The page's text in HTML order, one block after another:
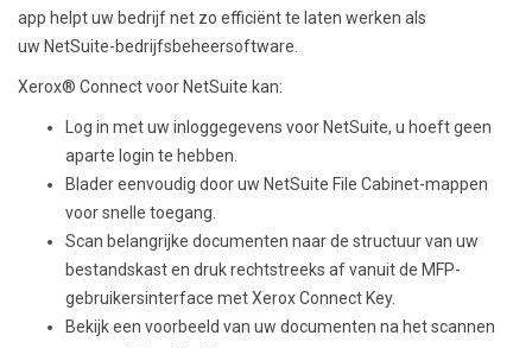
app helpt uw bedrijf net zo efficiënt te laten werken als
uw NetSuite-bedrijfsbeheersoftware.
Xerox® Connect voor NetSuite kan:
Log in met uw inloggegevens voor NetSuite, u hoeft geen
aparte login te hebben.
Blader eenvoudig door uw NetSuite File Cabinet-mappen
voor snelle toegang.
Scan belangrijke documenten naar de structuur van uw
bestandskast en druk rechtstreeks af vanuit de MFP-
gebruikersinterface met Xerox Connect Key.
Bekijk een voorbeeld van uw documenten na het scannen